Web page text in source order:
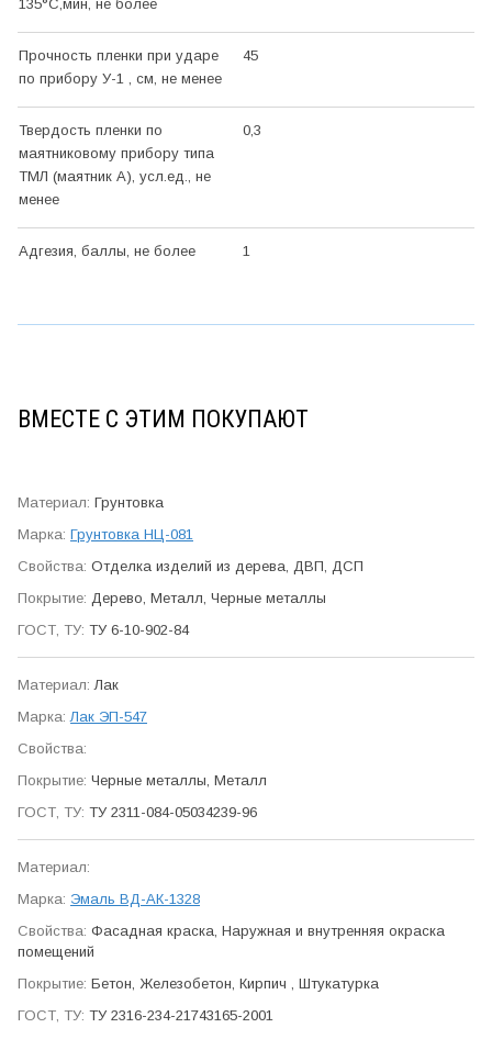
135°С,мин, не более
Прочность пленки при ударе
по прибору У-1 , см, не менее
45
Твердость пленки по
маятниковому прибору типа
ТМЛ (маятник А), усл.ед., не
менее
0,3
Адгезия, баллы, не более 1
ВМЕСТЕ С ЭТИМ ПОКУПАЮТ
Грунтовка
Грунтовка НЦ-081
Отделка изделий из дерева, ДВП, ДСП
Дерево, Металл, Черные металлы
ТУ 6-10-902-84
Лак
Лак ЭП-547
Черные металлы, Металл
ТУ 2311-084-05034239-96
Эмаль ВД-АК-1328
Фасадная краска, Наружная и внутренняя окраска
помещений
Бетон, Железобетон, Кирпич , Штукатурка
ТУ 2316-234-21743165-2001